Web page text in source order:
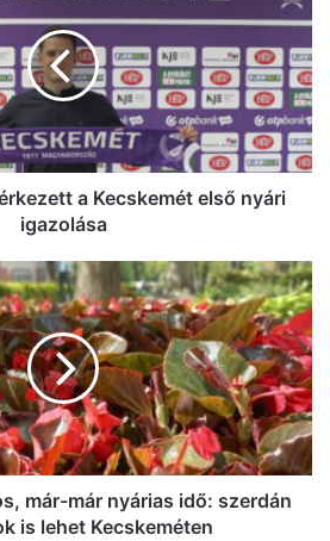
a Kecskemét első nyári
igazolása
már-már nyárias idő: szerdán
is lehet Kecskeméten